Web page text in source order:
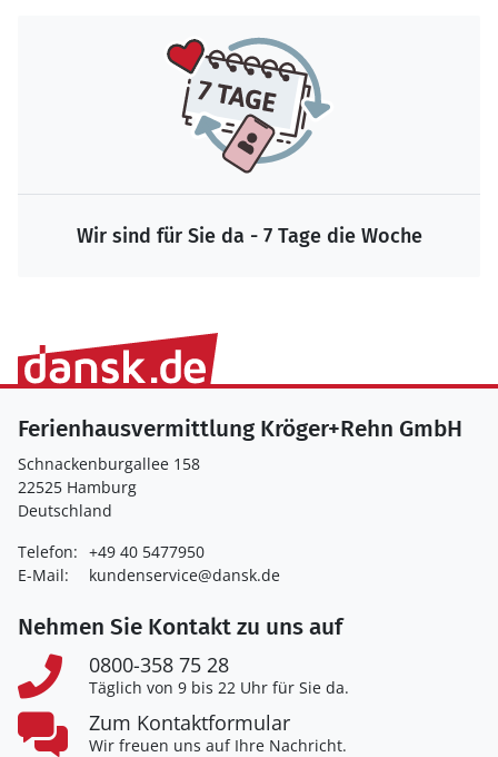
Wir sind für Sie da - 7 Tage die Woche
Ferienhausvermittlung Kröger+Rehn GmbH
Schnackenburgallee 158
22525 Hamburg
Deutschland
Telefon: +49 40 5477950
E-Mail:
kundenservice@dansk.de
Nehmen Sie Kontakt zu uns auf
0800-358 75 28
Täglich von 9 bis 22 Uhr für Sie da.
Zum Kontaktformular
Wir freuen uns auf Ihre Nachricht.